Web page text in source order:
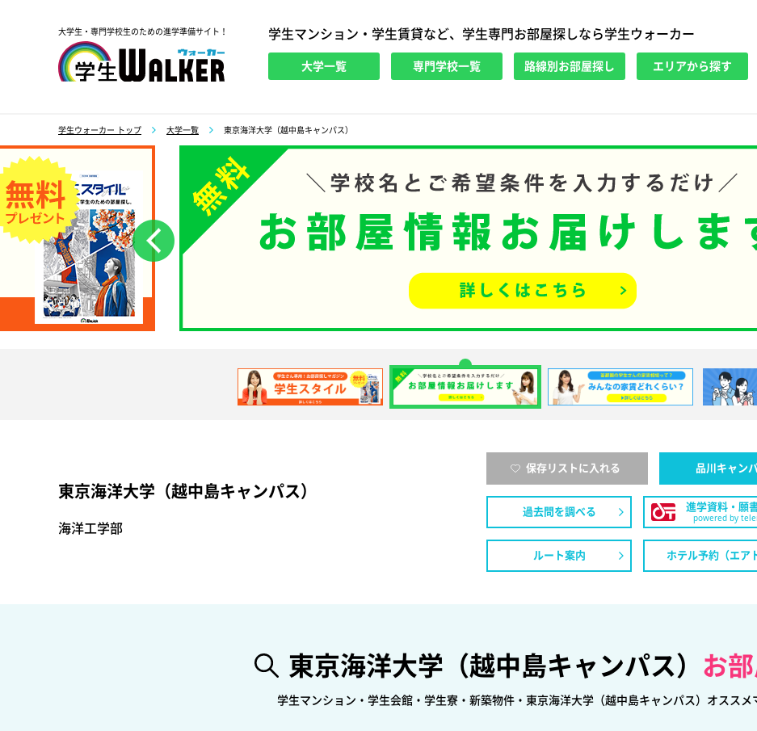
大学生・専門学校生のための進学準備サイト！ 学生マンション・学生賃貸など、学生専門お部屋探しなら学生ウォーカー
大学一覧 専門学校一覧 路線別お部屋探し エリアから探す
学生ウォーカー トップ 大学一覧 東京海洋大学（越中島キャンパス）
前へ
東京海洋大学（越中島キャンパス）
海洋工学部
保存リストに入れる 品川キャン
過去問を調べる 進学資料・願
powered by
ルート案内 ホテル予約（エア
東京海洋大学（越中島キャンパス） お
学生マンション・学生会館・学生寮・新築物件・東京海洋大学（越中島キャンパス）オススメ